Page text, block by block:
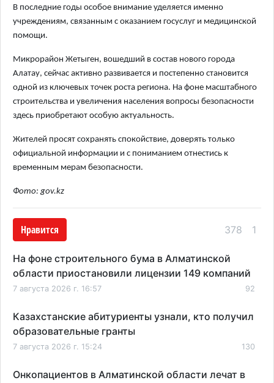
В последние годы особое внимание уделяется именно
учреждениям, связанным с оказанием госуслуг и медицинской
помощи.
Микрорайон Жетыген, вошедший в состав нового города
Алатау, сейчас активно развивается и постепенно становится
одной из ключевых точек роста региона. На фоне масштабного
строительства и увеличения населения вопросы безопасности
здесь приобретают особую актуальность.
Жителей просят сохранять спокойствие, доверять только
официальной информации и с пониманием отнестись к
временным мерам безопасности.
Фото: gov.kz
Нравится 378 1
На фоне строительного бума в Алматинской
области приостановили лицензии 149 компаний
7 августа 2026 г. 16:57 92
Казахстанские абитуриенты узнали, кто получил
образовательные гранты
7 августа 2026 г. 15:24 130
Онкопациентов в Алматинской области лечат в